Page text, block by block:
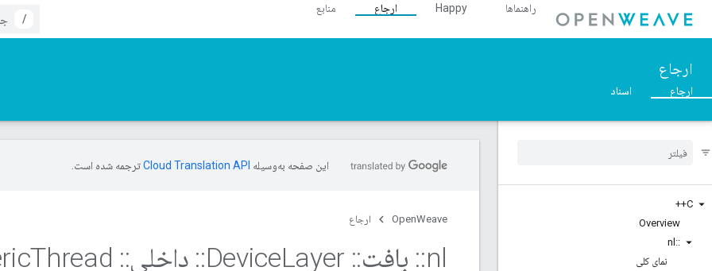
راهنماها Happy ارجاع
منابع
/
ارجاع
ارجاع اسناد
C++
Overview
::
nl
نمای کلی
این صفحه به‌وسیله ترجمه شده است.
OpenWeave ارجاع
nl
:: بافت::
Layer
:: داخلی::
Thread